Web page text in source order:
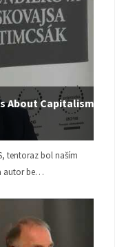
About Capitalism |
tentoraz bol naším
autor be…